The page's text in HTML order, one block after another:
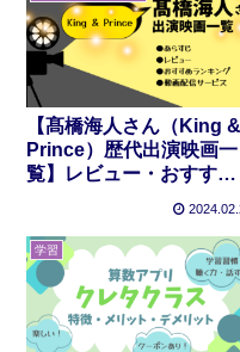
【髙橋海人さん（King &
Prince）歴代出演映画一
覧】レビュー・おすすめ
学習